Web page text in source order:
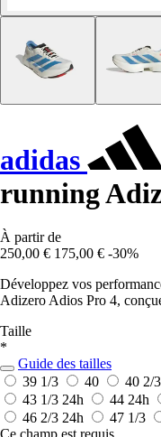
adidas
running
À partir de
250,00 € 175,00 € -30%
Développez vos
Adizero Adios Pro 4,
Taille
*
Guide des tailles
39 1/3
40 40 2/3
43 1/3 24h 44 24h
46 2/3 24h 47 1/3